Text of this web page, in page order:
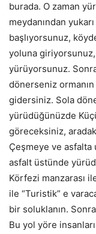
burada. O zaman
meydanından
başlıyorsunuz,
yoluna giriyorsunuz,
yürüyorsunuz.
dönerseniz
gidersiniz. Sola
yürüdüğünüzde
göreceksiniz,
Çeşmeye ve asfalta
asfalt üstünde
Körfezi manzarası
ile “Turistik” e
bir soluklanın.
Bu yol yöre